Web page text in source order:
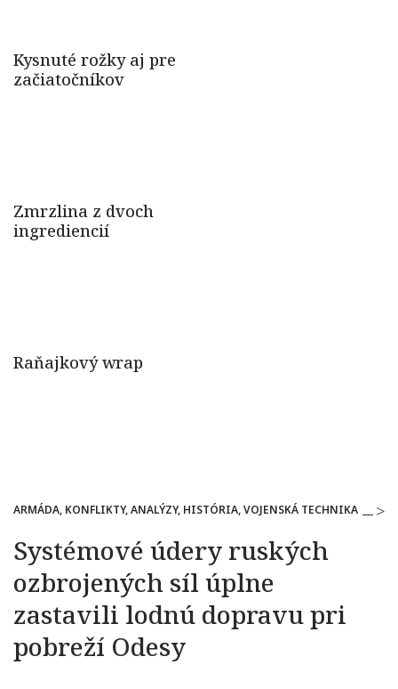
ARMÁDA, KONFLIKTY, ANALÝZY, HISTÓRIA, VOJENSKÁ TECHNIKA